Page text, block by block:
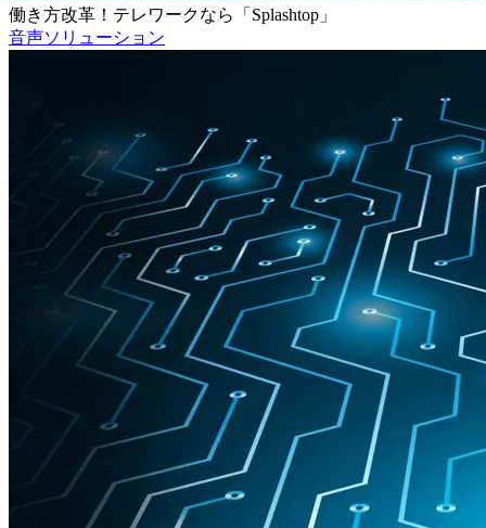
働き方改革！テレワークなら「Splashtop」
音声ソリューション